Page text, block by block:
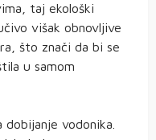
taj ekološki
višak obnovljive
što znači da bi se
u samom
vodonika.